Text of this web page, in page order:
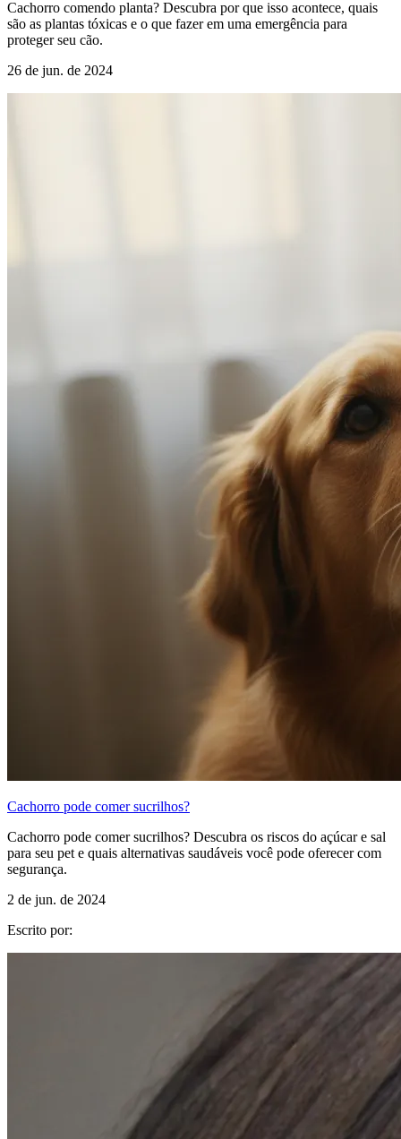
Cachorro comendo planta? Descubra por que isso acontece, quais
são as plantas tóxicas e o que fazer em uma emergência para
proteger seu cão.
26 de jun. de 2024
Cachorro pode comer sucrilhos?
Cachorro pode comer sucrilhos? Descubra os riscos do açúcar e sal
para seu pet e quais alternativas saudáveis você pode oferecer com
segurança.
2 de jun. de 2024
Escrito por: